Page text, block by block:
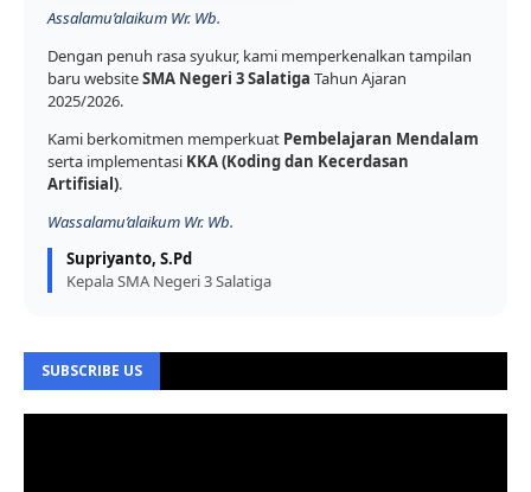
Assalamu’alaikum Wr. Wb.
Dengan penuh rasa syukur, kami memperkenalkan tampilan
baru websiteSMA Negeri 3 Salatiga Tahun Ajaran
2025/2026.
Kami berkomitmen memperkuat Pembelajaran Mendalam
serta implementasi KKA (Koding dan Kecerdasan
Artifisial).
Wassalamu’alaikum Wr. Wb.
Supriyanto, S.Pd
Kepala SMA Negeri 3 Salatiga
SUBSCRIBE US